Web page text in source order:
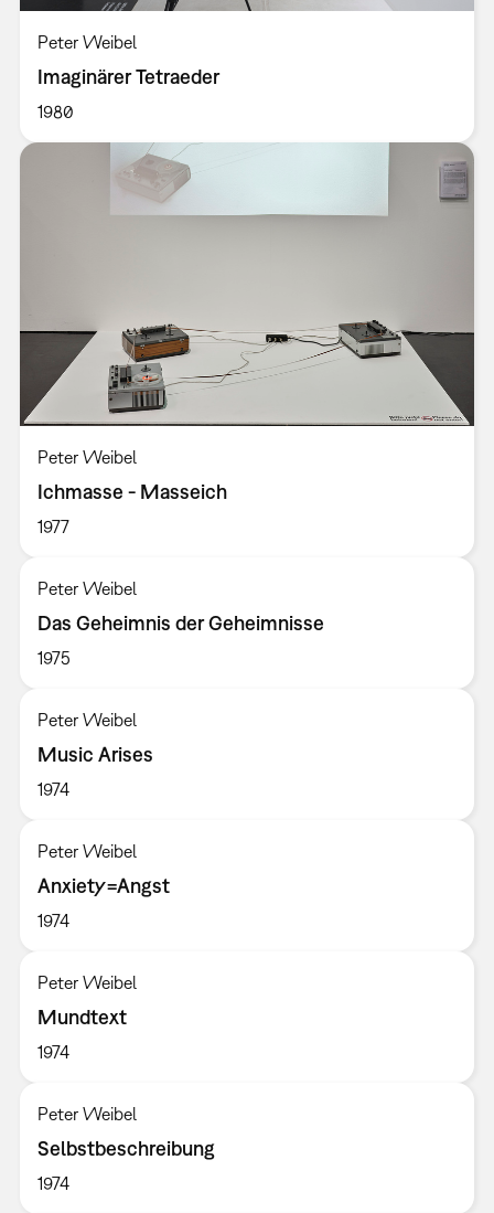
Peter Weibel
Imaginärer Tetraeder
1980
Peter Weibel
Ichmasse - Masseich
1977
Peter Weibel
Das Geheimnis der Geheimnisse
1975
Peter Weibel
Music Arises
1974
Peter Weibel
Anxiety=Angst
1974
Peter Weibel
Mundtext
1974
Peter Weibel
Selbstbeschreibung
1974